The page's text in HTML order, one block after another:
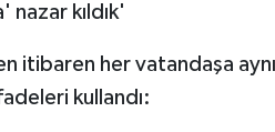
kıldık'
itibaren her vatandaşa aynı
kullandı: